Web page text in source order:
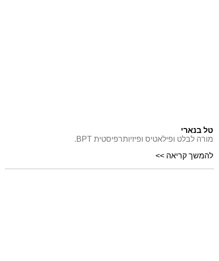
טל בנארי
מורה לבלט ופילאטיס ופיזיותרפיסטית BPT.
להמשך קריאה >>